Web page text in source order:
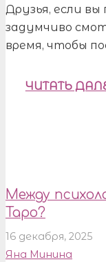
Друзья, если
задумчиво
время, чтобы
ЧИТАТЬ
Между
Таро?
16 декабря, 2025
Яна Минина